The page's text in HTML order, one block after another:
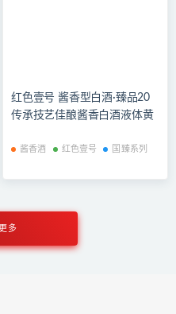
红色壹号 酱香型白酒·臻品20
传承技艺佳酿酱香白酒液体黄
酱香酒 红色壹号 国臻系列
多